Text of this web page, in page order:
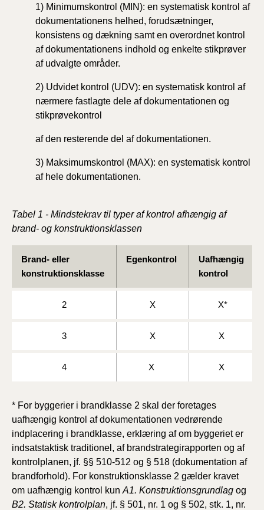
1) Minimumskontrol (MIN): en systematisk kontrol af
dokumentationens helhed, forudsætninger,
konsistens og dækning samt en overordnet kontrol
af dokumentationens indhold og enkelte stikprøver
af udvalgte områder.
2) Udvidet kontrol (UDV): en systematisk kontrol af
nærmere fastlagte dele af dokumentationen og
stikprøvekontrol
af den resterende del af dokumentationen.
3) Maksimumskontrol (MAX): en systematisk kontrol
af hele dokumentationen.
Tabel 1 - Mindstekrav til typer af kontrol afhængig af
brand- og konstruktionsklassen
Brand- eller
konstruktionsklasse
Egenkontrol
Uafhængig
kontrol
2 X X*
3 X X
4 X X
* For byggerier i brandklasse 2 skal der foretages
uafhængig kontrol af dokumentationen vedrørende
indplacering i brandklasse, erklæring af om byggeriet er
indsatstaktisk traditionel, af brandstrategirapporten og af
kontrolplanen, jf. §§ 510-512 og § 518 (dokumentation af
brandforhold). For konstruktionsklasse 2 gælder kravet
om uafhængig kontrol kun A1. Konstruktionsgrundlag og
B2. Statisk kontrolplan, jf. § 501, nr. 1 og § 502, stk. 1, nr.